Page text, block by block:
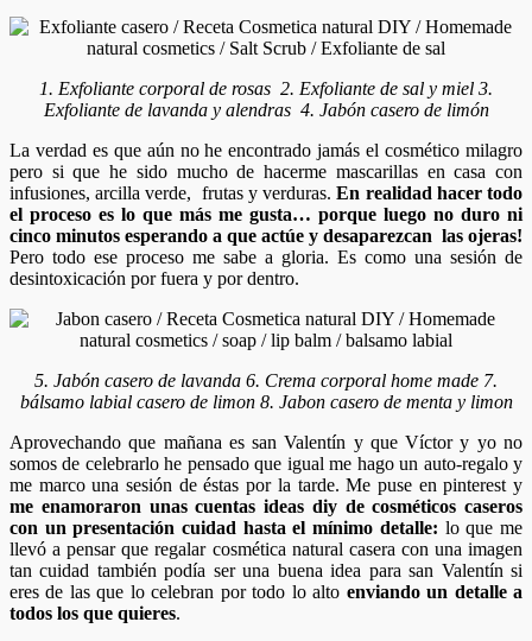
1. Exfoliante corporal de rosas 2. Exfoliante de sal y miel 3.
Exfoliante de lavanda y alendras 4. Jabón casero de limón
La verdad es que aún no he encontrado jamás el cosmético milagro
pero si que he sido mucho de hacerme mascarillas en casa con
infusiones, arcilla verde, frutas y verduras.En realidad hacer todo
el proceso es lo que más me gusta… porque luego no duro ni
cinco minutos esperando a que actúe y desaparezcan las ojeras!
Pero todo ese proceso me sabe a gloria. Es como una sesión de
desintoxicación por fuera y por dentro.
5. Jabón casero de lavanda 6. Crema corporal home made 7.
bálsamo labial casero de limon 8. Jabon casero de menta y limon
Aprovechando que mañana es san Valentín y que Víctor y yo no
somos de celebrarlo he pensado que igual me hago un auto-regalo y
me marco una sesión de éstas por la tarde. Me puse en pinterest y
me enamoraron unas cuentas ideas diy de cosméticos caseros
con un presentación cuidad hasta el mínimo detalle: lo que me
llevó a pensar que regalar cosmética natural casera con una imagen
tan cuidad también podía ser una buena idea para san Valentín si
eres de las que lo celebran por todo lo alto enviando un detalle a
todos los que quieres.